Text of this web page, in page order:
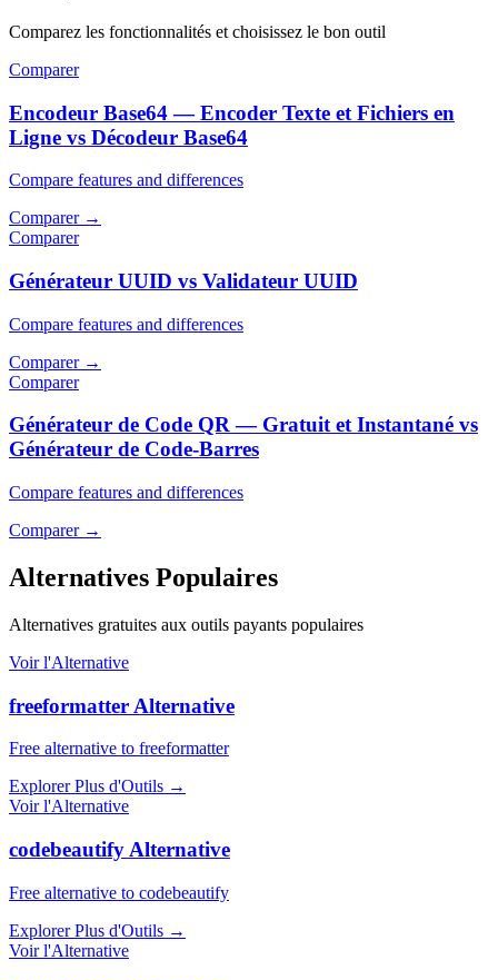
Comparez les fonctionnalités et choisissez le bon outil
Comparer
Encodeur Base64 — Encoder Texte et Fichiers en
Ligne vs Décodeur Base64
Compare features and differences
Comparer→
Comparer
Générateur UUID vs Validateur UUID
Compare features and differences
Comparer→
Comparer
Générateur de Code QR — Gratuit et Instantané vs
Générateur de Code-Barres
Compare features and differences
Comparer→
Alternatives Populaires
Alternatives gratuites aux outils payants populaires
Voir l'Alternative
freeformatter Alternative
Free alternative to freeformatter
Explorer Plus d'Outils →
Voir l'Alternative
codebeautify Alternative
Free alternative to codebeautify
Explorer Plus d'Outils →
Voir l'Alternative